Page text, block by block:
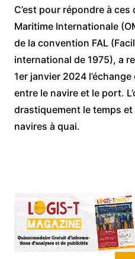
​C’est pour répondre à
Maritime Internationale
de la convention FAL
international de 1975), a
1er janvier 2024
entre le navire et le port.
drastiquement le temps
navires à quai.